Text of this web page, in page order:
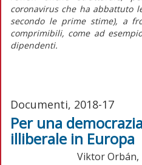
coronavirus che ha abbattuto
secondo le prime stime), a
comprimibili, come ad
dipendenti.
Documenti, 2018-17
Per una
illiberale in Europa
Viktor